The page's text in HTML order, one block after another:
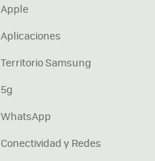
Apple
Aplicaciones
Territorio Samsung
5g
WhatsApp
Conectividad y Redes